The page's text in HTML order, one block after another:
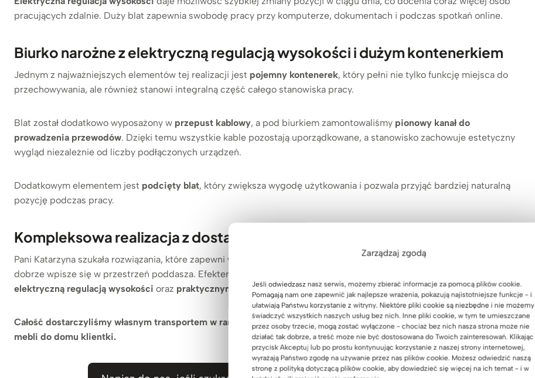
Zarządzaj zgodą
Jeśli odwiedzasz nasz serwis, możemy zbierać informacje za pomocą plików cookie.
Pomagają nam one zapewnić jak najlepsze wrażenia, pokazują najistotniejsze funkcje - i
ułatwiają Państwu korzystanie z witryny. Niektóre pliki cookie są niezbędne i nie możemy
świadczyć wszystkich naszych usług bez nich. Inne pliki cookie, w tym te umieszczane
przez osoby trzecie, mogą zostać wyłączone - chociaż bez nich nasza strona może nie
działać tak dobrze, a treść może nie być dostosowana do Twoich zainteresowań. Klikając
przycisk Akceptuj lub po prostu kontynuując korzystanie z naszej strony internetowej,
wyrażają Państwo zgodę na używanie przez nas plików cookie. Możesz odwiedzić naszą
stronę z polityką dotyczącą plików cookie, aby dowiedzieć się więcej na ich temat - i w
pracujących zdalnie. Duży blat zapewnia swobodę pracy przy komputerze, dokumentach i podczas spotkań online.
Biurko narożne z elektryczną regulacją wysokości i dużym kontenerkiem
Jednym z najważniejszych elementów tej realizacji jest pojemny kontenerek, który pełni nie tylko funkcję miejsca do
przechowywania, ale również stanowi integralną część całego stanowiska pracy.
Blat został dodatkowo wyposażony w przepust kablowy, a pod biurkiem zamontowaliśmy pionowy kanał do
prowadzenia przewodów. Dzięki temu wszystkie kable pozostają uporządkowane, a stanowisko zachowuje estetyczny
wygląd niezależnie od liczby podłączonych urządzeń.
Dodatkowym elementem jest podcięty blat, który zwiększa wygodę użytkowania i pozwala przyjąć bardziej naturalną
pozycję podczas pracy.
Kompleksowa realizacja z dostawą do Niemiec
Pani Katarzyna szukała rozwiązania, które zapewni wygodę pracy przez wiele godzin każdego dnia i jednocześnie
dobrze wpisze się w przestrzeń poddasza. Efektem jest
elektryczną regulacją wysokości oraz praktycznymi rozwiązaniami ułatwiającymi organizację.
Całość dostarczyliśmy własnym transportem w ramach floty Deerhorn, a nasza ekipa zajęła się również wniesieniem
mebli do domu klientki.